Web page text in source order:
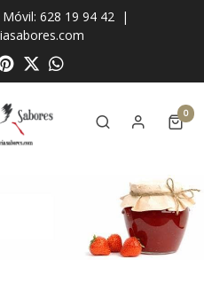
Móvil: 628 19 94 42 |
0